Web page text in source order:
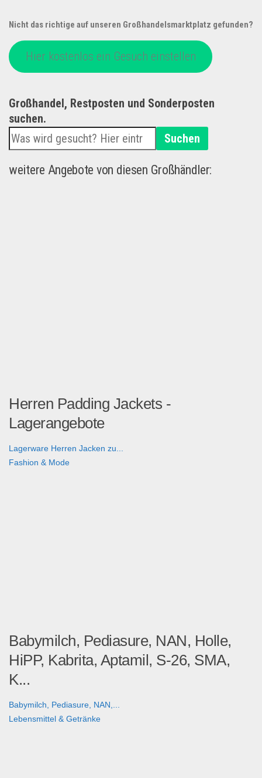
Nicht das richtige auf unseren Großhandelsmarktplatz gefunden?
Hier kostenlos ein Gesuch einstellen
Großhandel, Restposten und Sonderposten
suchen.
Suchen
weitere Angebote von diesen Großhändler:
Herren Padding Jackets -
Lagerangebote
Lagerware Herren Jacken zu...
Fashion & Mode
Babymilch, Pediasure, NAN, Holle,
HiPP, Kabrita, Aptamil, S-26, SMA,
K...
Babymilch, Pediasure, NAN,...
Lebensmittel & Getränke